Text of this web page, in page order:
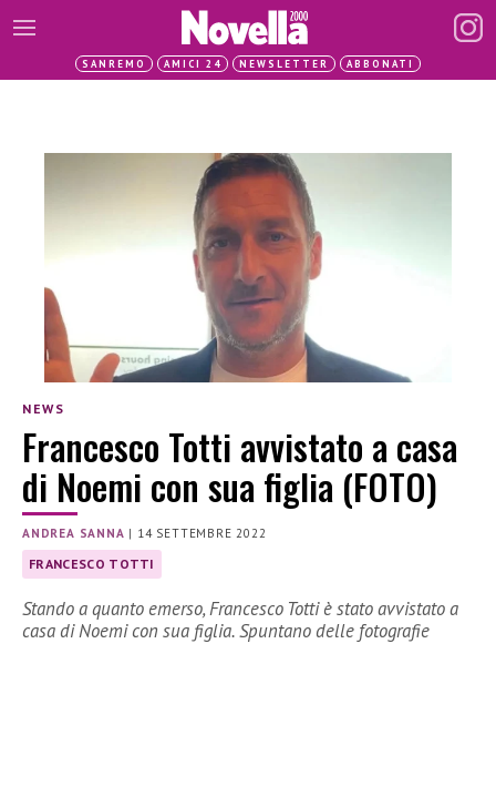
SANREMO AMICI 24 NEWSLETTER ABBONATI
NEWS
Francesco Totti avvistato a casa
di Noemi con sua figlia (FOTO)
ANDREA SANNA | 14 SETTEMBRE 2022
FRANCESCO TOTTI
Stando a quanto emerso, Francesco Totti è stato avvistato a
casa di Noemi con sua figlia. Spuntano delle fotografie